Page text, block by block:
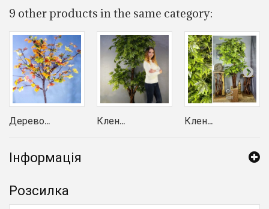
9 other products in the same category:
Дерево... Клен... Клен...
Інформація
Розсилка